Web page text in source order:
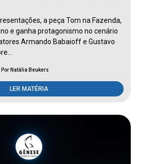
a peça Tom na Fazenda,
e ganha protagonismo no cenário
Armando Babaioff e Gustavo
Por Natália Beukers
LER MATÉRIA